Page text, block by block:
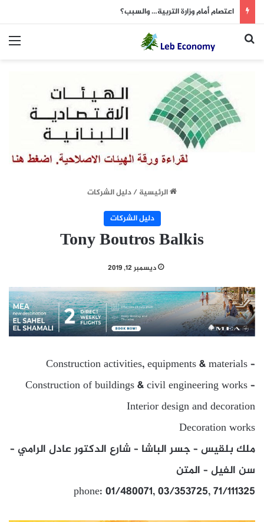
اعتصام أمام وزارة التربية… والسبب؟
بحث عن
الرئيسية/دليل الشركات
دليل الشركات
Tony Boutros Balkis
ديسمبر 12, 2019
Construction activities, equipments & materials –
Construction of buildings & civil engineering works –
Interior design and decoration
Decoration works
ملك بلقيس – جسر الباشا – شارع الدكتور عادل الرامي –
سن الفيل – المتن
phone: 01/480071, 03/353725, 71/111325